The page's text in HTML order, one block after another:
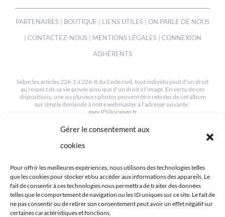
Gérer le consentement aux
cookies
Pour offrir les meilleures expériences, nous utilisons des technologies telles
que les cookies pour stocker et/ou accéder aux informations des appareils. Le
fait de consentir à ces technologies nous permettra de traiter des données
telles que le comportement de navigation ou les ID uniques sur ce site. Le fait de
ne pas consentir ou de retirer son consentement peut avoir un effet négatif sur
certaines caractéristiques et fonctions.
PARTENAIRES BOUTIQUE LIENS UTILES
ON PARLE DE NOUS
CONTACTEZ-NOUS| MENTIONS LÉGALES| CONNEXION
ADHÉRENTS
Selon les articles 226-1 à 226-8 du Code civil, tout individu jouit d'un droit
au respect de sa vie privée ainsi que d'un droit à l'image. En vertu de ces
dispositions, une ou plusieurs photos peuvent être retirées de cet album
sur simple demande à notre webmaster à l'adresse suivante :
mev.95@orange.fr
© COPYRIGHT 2012-2022 | TOUS LES DROITS SONT RESERVÉS
| CRÉÉ PAR MEV95
RETROUVEZ-NOUS SUR LES RÉSEAUX